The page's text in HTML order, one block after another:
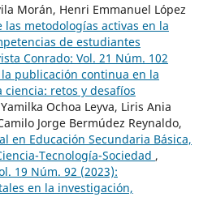
Morán, Henri Emmanuel López
las metodologías activas en la
de estudiantes
Conrado: Vol. 21 Núm. 102
publicación continua en la
retos y desafíos
Ochoa Leyva, Liris Ania
Jorge Bermúdez Reynaldo,
en Educación Secundaria Básica,
Tecnología-Sociedad ,
19 Núm. 92 (2023):
en la investigación,